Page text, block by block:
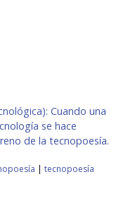
Cuando una
se hace
de la tecnopoesía.
| tecnopoesía